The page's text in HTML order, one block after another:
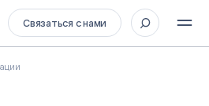
Связаться с нами